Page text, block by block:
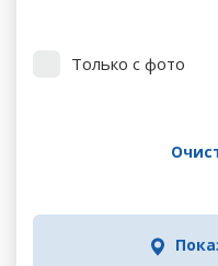
Только с фото